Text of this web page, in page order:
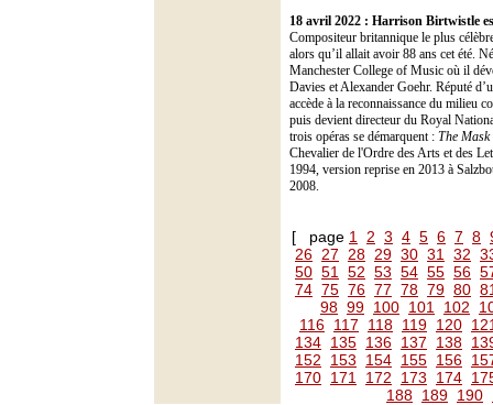
18 avril 2022 : Harrison Birtwistle
Compositeur britannique le plus
alors qu’il allait avoir 88 ans cet été.
Manchester College of Music où il
Davies et Alexander Goehr. Réputé
accède à la reconnaissance du milieu
puis devient directeur du Royal
trois opéras se démarquent : The
Chevalier de l'Ordre des Arts et des
1994, version reprise en 2013 à
2008.
[ page 1 2 3 4 5 6 7 8
26 27 28 29 30 31 32
50 51 52 53 54 55 56
74 75 76 77 78 79 80
98 99 100 101 102
116 117 118 119 120
134 135 136 137 138
152
153 154 155 156
170 171 172 173 174
188 189 190